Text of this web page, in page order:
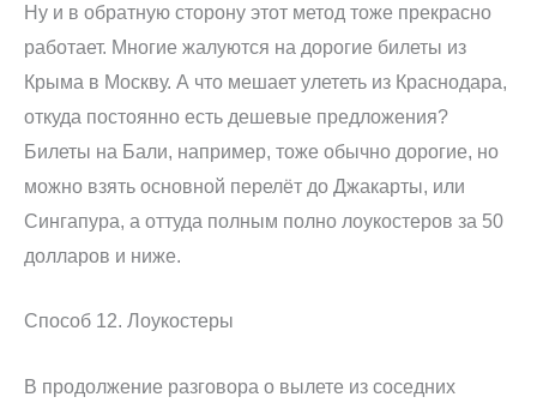
Ну и в обратную сторону этот метод тоже прекрасно
работает. Многие жалуются на дорогие билеты из
Крыма в Москву. А что мешает улететь из Краснодара,
откуда постоянно есть дешевые предложения?
Билеты на Бали, например, тоже обычно дорогие, но
можно взять основной перелёт до Джакарты, или
Сингапура, а оттуда полным полно лоукостеров за 50
долларов и ниже.
Способ 12. Лоукостеры
В продолжение разговора о вылете из соседних